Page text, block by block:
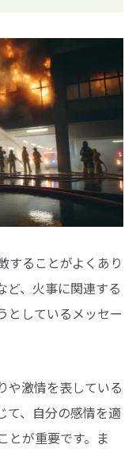
することがよくあり
ど、火事に関連する
としているメッセー
や激情を表している
て、自分の感情を適
とが重要です。ま